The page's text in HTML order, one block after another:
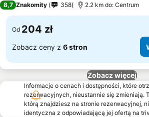
8,7 Znakomity 358 2.2 km do: Centrum
Od 204 zł
Zobacz ceny z 6 stron
Zobacz więcej
Informacje o cenach i dostępności, które
rezerwacyjnych, nieustannie się zmieniają.
którą znajdziesz na stronie rezerwacyjnej,
identyczna z odpowiadającą jej ofertą na